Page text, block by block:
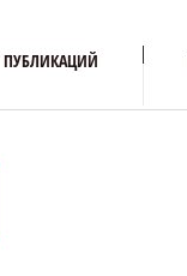
ПУБЛИКАЦИЙ